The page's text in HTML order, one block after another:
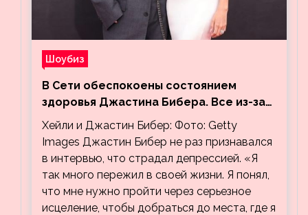
Шоубиз
В Сети обеспокоены состоянием
здоровья Джастина Бибера. Все из-за
видео, на котором его успокаивает
Хейли
Хейли и Джастин Бибер: Фото: Getty
Images Джастин Бибер не раз признавался
в интервью, что страдал депрессией. «Я
так много пережил в своей жизни. Я понял,
что мне нужно пройти через серьезное
исцеление, чтобы добраться до места, где я